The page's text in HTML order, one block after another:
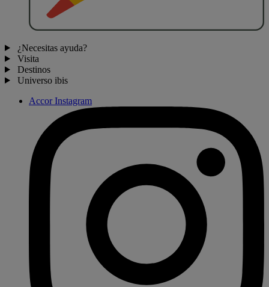
¿Necesitas ayuda?
Visita
Destinos
Universo ibis
Accor Instagram